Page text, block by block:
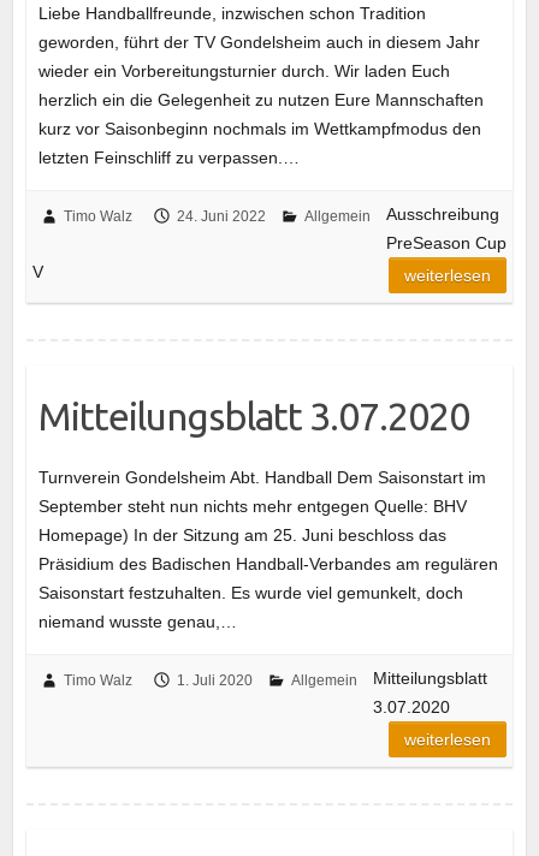
Liebe Handballfreunde, inzwischen schon Tradition
geworden, führt der TV Gondelsheim auch in diesem Jahr
wieder ein Vorbereitungsturnier durch. Wir laden Euch
herzlich ein die Gelegenheit zu nutzen Eure Mannschaften
kurz vor Saisonbeginn nochmals im Wettkampfmodus den
letzten Feinschliff zu verpassen.…
Timo Walz 24. Juni 2022 Allgemein
Ausschreibung
PreSeason Cup
V
weiterlesen
Mitteilungsblatt 3.07.2020
Turnverein Gondelsheim Abt. Handball Dem Saisonstart im
September steht nun nichts mehr entgegen Quelle: BHV
Homepage) In der Sitzung am 25. Juni beschloss das
Präsidium des Badischen Handball-Verbandes am regulären
Saisonstart festzuhalten. Es wurde viel gemunkelt, doch
niemand wusste genau,…
Timo Walz 1. Juli 2020 Allgemein
Mitteilungsblatt
3.07.2020
weiterlesen